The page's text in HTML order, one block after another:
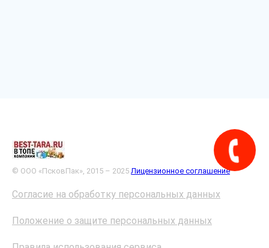
© ООО «ПсковПак», 2015 – 2025 Лицензионное соглашение
Согласие на обработку персональных данных
Положение о защите персональных данных